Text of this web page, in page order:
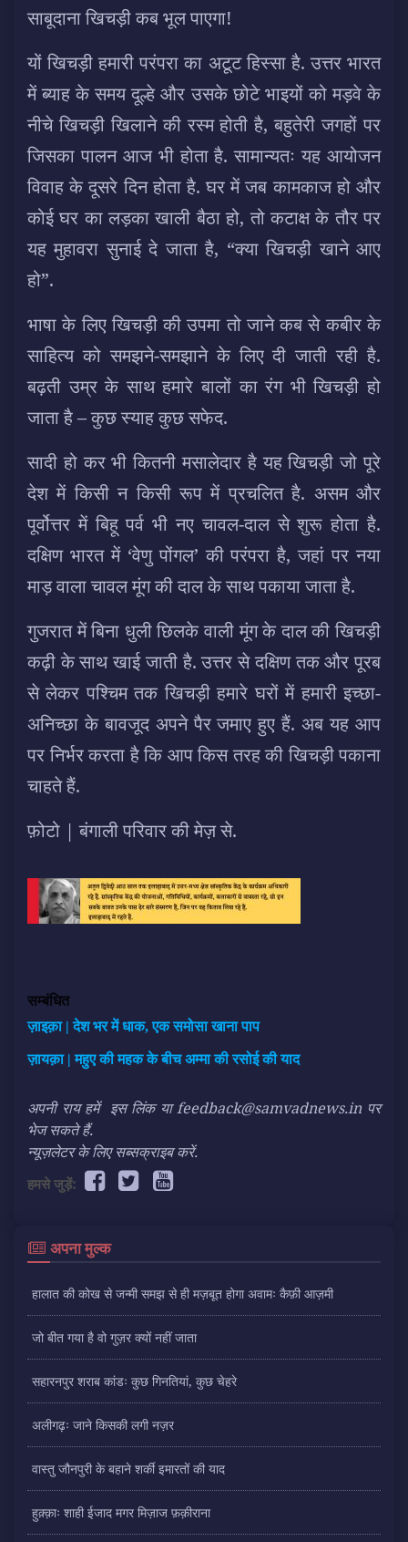
साबूदाना खिचड़ी कब भूल पाएगा!
यों खिचड़ी हमारी परंपरा का अटूट हिस्सा है. उत्तर भारत
में ब्याह के समय दूल्हे और उसके छोटे भाइयों को मड़वे के
नीचे खिचड़ी खिलाने की रस्म होती है, बहुतेरी जगहों पर
जिसका पालन आज भी होता है. सामान्यतः यह आयोजन
विवाह के दूसरे दिन होता है. घर में जब कामकाज हो और
कोई घर का लड़का खाली बैठा हो, तो कटाक्ष के तौर पर
यह मुहावरा सुनाई दे जाता है, “क्या खिचड़ी खाने आए
हो”.
भाषा के लिए खिचड़ी की उपमा तो जाने कब से कबीर के
साहित्य को समझने-समझाने के लिए दी जाती रही है.
बढ़ती उम्र के साथ हमारे बालों का रंग भी खिचड़ी हो
जाता है – कुछ स्याह कुछ सफेद.
सादी हो कर भी कितनी मसालेदार है यह खिचड़ी जो पूरे
देश में किसी न किसी रूप में प्रचलित है. असम और
पूर्वोत्तर में बिहू पर्व भी नए चावल-दाल से शुरू होता है.
दक्षिण भारत में ‘वेणु पोंगल’ की परंपरा है, जहां पर नया
माड़ वाला चावल मूंग की दाल के साथ पकाया जाता है.
गुजरात में बिना धुली छिलके वाली मूंग के दाल की खिचड़ी
कढ़ी के साथ खाई जाती है. उत्तर से दक्षिण तक और पूरब
से लेकर पश्चिम तक खिचड़ी हमारे घरों में हमारी इच्छा-
अनिच्छा के बावजूद अपने पैर जमाए हुए हैं. अब यह आप
पर निर्भर करता है कि आप किस तरह की खिचड़ी पकाना
चाहते हैं.
फ़ोटो | बंगाली परिवार की मेज़ से.
सम्बंधित
ज़ाइक़ा | देश भर में धाक, एक समोसा खाना पाप
ज़ायक़ा | महुए की महक के बीच अम्मा की रसोई की याद
अपनी राय हमें इस लिंक या feedback@samvadnews.in पर
भेज सकते हैं.
न्यूज़लेटर के लिए सब्सक्राइब करें.
हमसे जुड़ें:
अपना मुल्क
हालात की कोख से जन्मी समझ से ही मज़बूत होगा अवामः कैफ़ी आज़मी
जो बीत गया है वो गुज़र क्यों नहीं जाता
सहारनपुर शराब कांडः कुछ गिनतियां, कुछ चेहरे
अलीगढ़ः जाने किसकी लगी नज़र
वास्तु जौनपुरी के बहाने शर्की इमारतों की याद
हुक़्क़ाः शाही ईजाद मगर मिज़ाज फ़क़ीराना